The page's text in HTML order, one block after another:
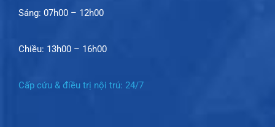
Sáng: 07h00 – 12h00
Chiều: 13h00 – 16h00
Cấp cứu & điều trị nội trú: 24/7